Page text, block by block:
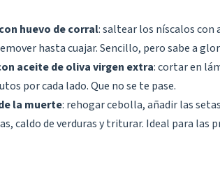
huevo de corral: saltear los níscalos con
hasta cuajar. Sencillo, pero sabe a
aceite de oliva virgen extra: cortar en
por cada lado. Que no se te pase.
la muerte: rehogar cebolla, añadir las setas
caldo de verduras y triturar. Ideal para las